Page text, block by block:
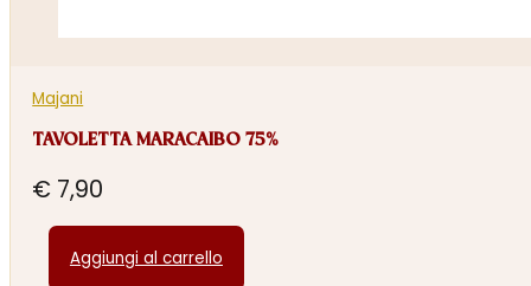
Majani
TAVOLETTA MARACAIBO 75%
€ 7,90
Aggiungi al carrello